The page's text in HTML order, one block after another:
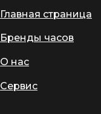
Главная страница
Бренды часов
О нас
Сервис